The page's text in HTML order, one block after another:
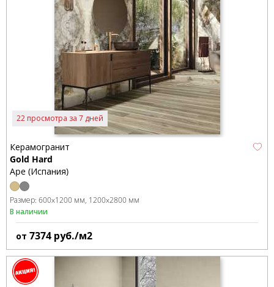
22 просмотра за 7 дней
Керамогранит
Gold Hard
Ape (Испания)
Размер: 600x1200 мм 1200x2800 мм
В наличии
от 7374 руб./м2